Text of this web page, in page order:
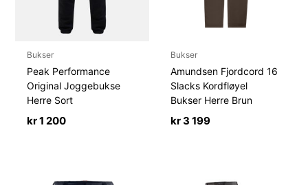
Bukser
Peak Performance
Original Joggebukse
Herre Sort
kr1 200
Bukser
Amundsen Fjordcord 16
Slacks Kordfløyel
Bukser Herre Brun
kr3 199